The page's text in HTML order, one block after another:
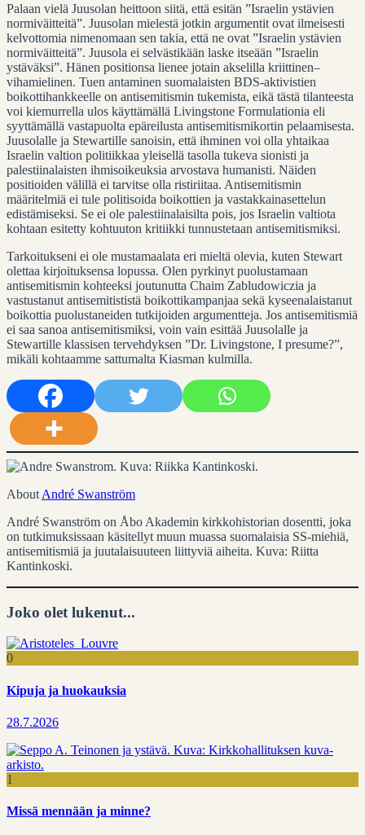
Palaan vielä Juusolan heittoon siitä, että esitän ”Israelin ystävien
normiväitteitä”. Juusolan mielestä jotkin argumentit ovat ilmeisesti
kelvottomia nimenomaan sen takia, että ne ovat ”Israelin ystävien
normiväitteitä”. Juusola ei selvästikään laske itseään ”Israelin
ystäväksi”. Hänen positionsa lienee jotain akselilla kriittinen–
vihamielinen. Tuen antaminen suomalaisten BDS-aktivistien
boikottihankkeelle on antisemitismin tukemista, eikä tästä tilanteesta
voi kiemurrella ulos käyttämällä Livingstone Formulationia eli
syyttämällä vastapuolta epäreilusta antisemitismikortin pelaamisesta.
Juusolalle ja Stewartille sanoisin, että ihminen voi olla yhtaikaa
Israelin valtion politiikkaa yleisellä tasolla tukeva sionisti ja
palestiinalaisten ihmisoikeuksia arvostava humanisti. Näiden
positioiden välillä ei tarvitse olla ristiriitaa. Antisemitismin
määritelmiä ei tule politisoida boikottien ja vastakkainasettelun
edistämiseksi. Se ei ole palestiinalaisilta pois, jos Israelin valtiota
kohtaan esitetty kohtuuton kritiikki tunnustetaan antisemitismiksi.
Tarkoitukseni ei ole mustamaalata eri mieltä olevia, kuten Stewart
olettaa kirjoituksensa lopussa. Olen pyrkinyt puolustamaan
antisemitismin kohteeksi joutunutta Chaim Zabludowiczia ja
vastustanut antisemitististä boikottikampanjaa sekä kyseenalaistanut
boikottia puolustaneiden tutkijoiden argumentteja. Jos antisemitismiä
ei saa sanoa antisemitismiksi, voin vain esittää Juusolalle ja
Stewartille klassisen tervehdyksen ”Dr. Livingstone, I presume?”,
mikäli kohtaamme sattumalta Kiasman kulmilla.
About André Swanström
André Swanström on Åbo Akademin kirkkohistorian dosentti, joka
on tutkimuksissaan käsitellyt muun muassa suomalaisia SS-miehiä,
antisemitismiä ja juutalaisuuteen liittyviä aiheita. Kuva: Riitta
Kantinkoski.
Joko olet lukenut...
0
Kipuja ja huokauksia
28.7.2026
1
Missä mennään ja minne?